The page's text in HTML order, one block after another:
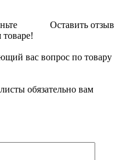
Оставить отзыв
вас вопрос по товару
обязательно вам